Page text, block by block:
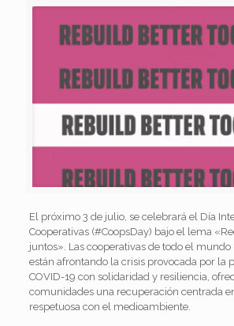
El próximo 3 de julio, se celebrará el Día
Cooperativas (#CoopsDay) bajo el lema
juntos». Las cooperativas de todo el
están afrontando la crisis provocada por la
COVID-19 con solidaridad y resiliencia,
comunidades una recuperación centrada
respetuosa con el medioambiente.